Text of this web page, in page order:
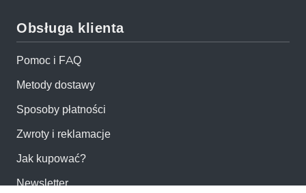
Obsługa klienta
Pomoc i FAQ
Metody dostawy
Sposoby płatności
Zwroty i reklamacje
Jak kupować?
Newsletter